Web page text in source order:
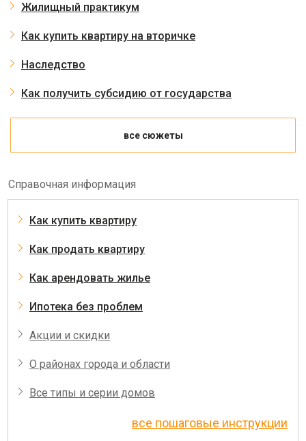
Жилищный практикум
Как купить квартиру на вторичке
Наследство
Как получить субсидию от государства
все сюжеты
Справочная информация
Как купить квартиру
Как продать квартиру
Как арендовать жилье
Ипотека без проблем
Акции и скидки
О районах города и области
Все типы и серии домов
все пошаговые инструкции